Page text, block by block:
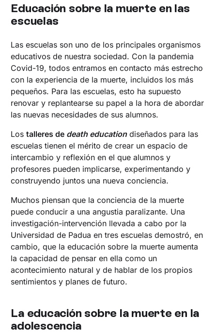
‍Educación sobre la muerte en las
escuelas
Las escuelas son uno de los principales organismos
educativos de nuestra sociedad. Con la pandemia
Covid-19, todos entramos en contacto más estrecho
con la experiencia de la muerte, incluidos los más
pequeños. Para las escuelas, esto ha supuesto
renovar y replantearse su papel a la hora de abordar
las nuevas necesidades de sus alumnos.
Lostalleres de death educationdiseñados para las
escuelas tienen el mérito de crear un espacio de
intercambio y reflexión en el que alumnos y
profesores pueden implicarse, experimentando y
construyendo juntos una nueva conciencia.
Muchos piensan que la conciencia de la muerte
puede conducir a una angustia paralizante. Una
investigación-intervención llevada a cabo por la
Universidad de Padua en tres escuelas demostró, en
cambio, que la educación sobre la muerte aumenta
la capacidad de pensar en ella como un
acontecimiento natural y de hablar de los propios
sentimientos y planes de futuro.
La educación sobre la muerte en la
adolescencia